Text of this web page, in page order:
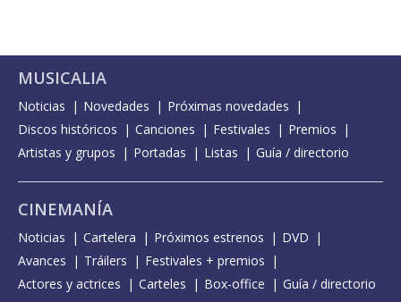
MUSICALIA
Noticias Novedades
Próximas novedades
Discos históricos
Canciones Festivales
Premios
Artistas y grupos
Portadas Listas Guía / directorio
CINEMANÍA
Noticias Cartelera Próximos estrenos
DVD
Avances
Tráilers
Festivales + premios
Actores y actrices
Carteles Box-office Guía / directorio